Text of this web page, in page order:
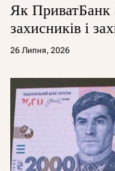
Як ПриватБанк
захисників і
26 Липня, 2026